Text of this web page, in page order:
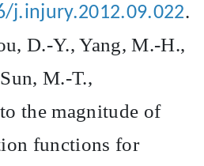
j.injury.2012.09.022.
D.-Y., Yang, M.-H.,
M.-T.,
the magnitude of
functions for